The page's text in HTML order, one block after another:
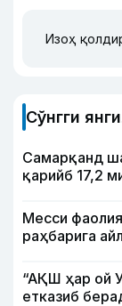
Изоҳ
Сўнгги
Самарқанд
қарийб 17,2
Месси
раҳбарига
“АҚШ ҳар ой
етказиб